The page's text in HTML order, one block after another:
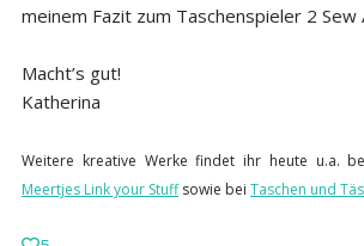
meinem Fazit zum Taschenspieler 2 Sew
Macht’s gut!
Katherina
Weitere kreative Werke findet ihr heute u.a.
Meertjes Link your Stuffsowie bei Taschen und